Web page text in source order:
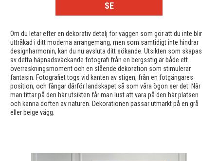
SE
Om du letar efter en dekorativ detalj för väggen som gör att du inte blir
uttråkad i ditt moderna arrangemang, men som samtidigt inte hindrar
designharmonin, kan du nu avsluta ditt sökande. Utsikten som skapas
av detta häpnadsväckande fotografi från en bergsstig är både ett
överraskningsmoment och en slående dekoration som stimulerar
fantasin. Fotografiet togs vid kanten av stigen, från en fotgängares
position, och fångar därför landskapet så som våra ögon ser det. När
man tittar på den här utsikten får man lust att vara på den här platsen
och känna doften av naturen. Dekorationen passar utmärkt på en grå
eller beige vägg.